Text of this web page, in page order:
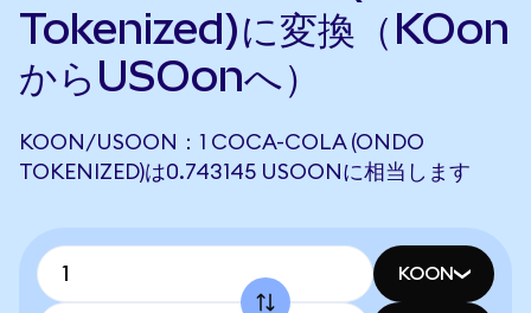
Tokenized)に変換（KOon
からUSOonへ）
KOON/USOON：1 COCA-COLA (ONDO
TOKENIZED)は0.743145 USOONに相当します
KOON